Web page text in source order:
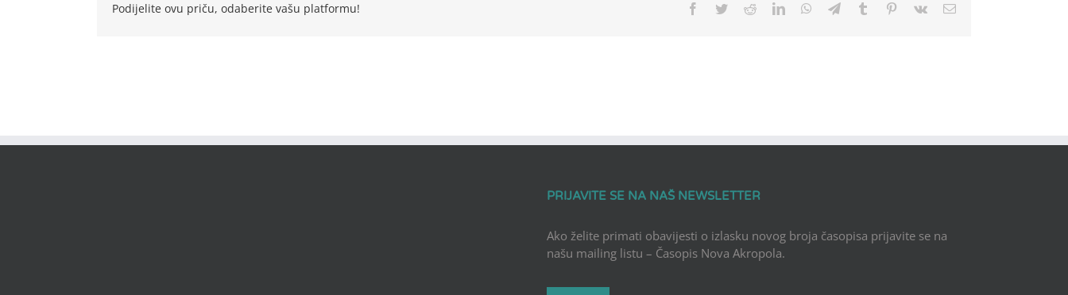
Podijelite ovu priču, odaberite vašu platformu! Facebook
TwitterRedditLinkedInWhatsApp
TelegramTumblr Pinterest
Vk Email
PRIJAVITE SE NA NAŠ NEWSLETTER
Ako želite primati obavijesti o izlasku novog broja časopisa prijavite se na
našu mailing listu – Časopis Nova Akropola.